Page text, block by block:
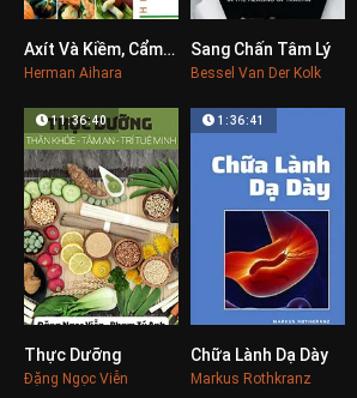
0Axít Và Kiềm, Cẩm Nang Thực Dưỡng
Herman Aihara
0
Sang Chấn Tâm Lý
Bessel Van Der Kolk
11:36:40
Thực Dưỡng
Đặng Ngọc Viễn
0
1:36:41
Chữa Lành Dạ Dày
Markus Rothkranz